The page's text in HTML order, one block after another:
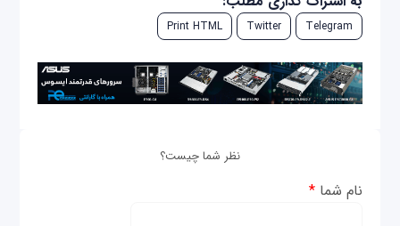
Telegram
Twitter
Print HTML
نظر شما چیست؟
نام شما*